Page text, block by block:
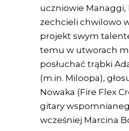
uczniowie Managgi,
zechcieli chwilowo
projekt swym
temu w utworach
posłuchać trąbki
(m.in. Miloopa),
Nowaka (Fire Flex
gitary
wcześniej Marcina